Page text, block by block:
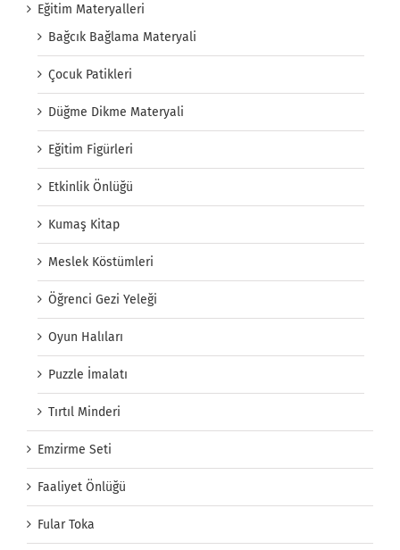
Eğitim Materyalleri
Bağcık Bağlama Materyali
Çocuk Patikleri
Düğme Dikme Materyali
Eğitim Figürleri
Etkinlik Önlüğü
Kumaş Kitap
Meslek Köstümleri
Öğrenci Gezi Yeleği
Oyun Halıları
Puzzle İmalatı
Tırtıl Minderi
Emzirme Seti
Faaliyet Önlüğü
Fular Toka